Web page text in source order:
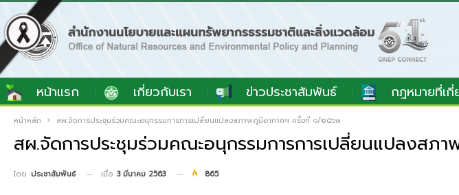
หน้าแรก เกี่ยวกับเรา ข่าวประชาสัมพันธ์ กฎหมายที่เ
หน้าหลัก สผ.จัดการประชุมร่วมคณะอนุกรรมการการเปลี่ยนแปลงสภาพภูมิอากาศฯ ครั้งที่ ๑/๒๕๖๓
สผ.จัดการประชุมร่วมคณะอนุกรรมการการเปลี่ยนแปลงส
โดย ประชาสัมพันธ์ เมื่อ 3 มีนาคม 2563 865